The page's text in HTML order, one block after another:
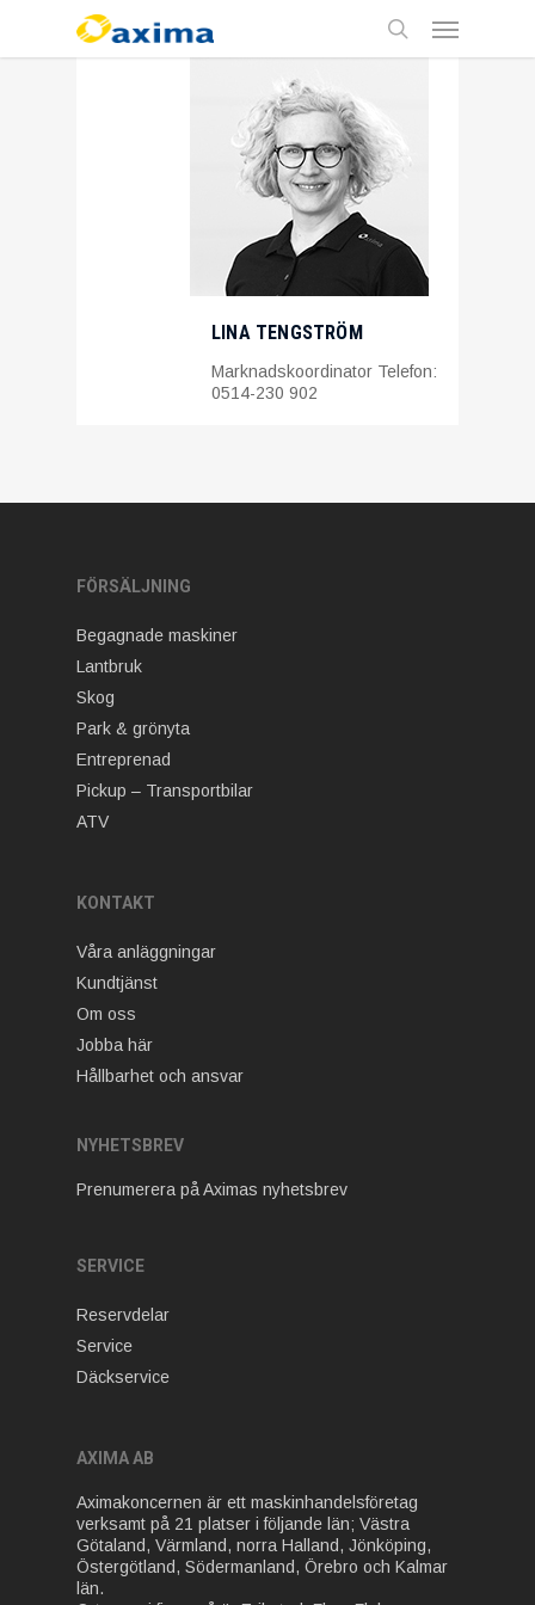
search
Menu
LINA TENGSTRÖM
Marknadskoordinator Telefon:
0514-230 902
FÖRSÄLJNING
Begagnade maskiner
Lantbruk
Skog
Park & grönyta
Entreprenad
Pickup – Transportbilar
ATV
KONTAKT
Våra anläggningar
Kundtjänst
Om oss
Jobba här
Hållbarhet och ansvar
NYHETSBREV
Prenumerera på Aximas nyhetsbrev
SERVICE
Reservdelar
Service
Däckservice
AXIMA AB
Aximakoncernen är ett maskinhandelsföretag
verksamt på 21 platser i följande län; Västra
Götaland, Värmland, norra Halland, Jönköping,
Östergötland, Södermanland, Örebro och Kalmar
län.